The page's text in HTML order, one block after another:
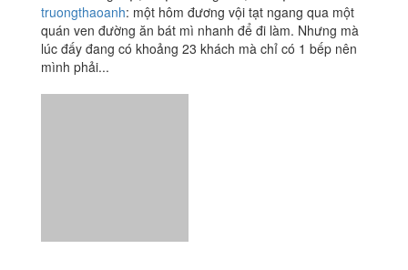
HH, đằng sau gogi, cộng ca phê ... Vũ đại quán mang 1